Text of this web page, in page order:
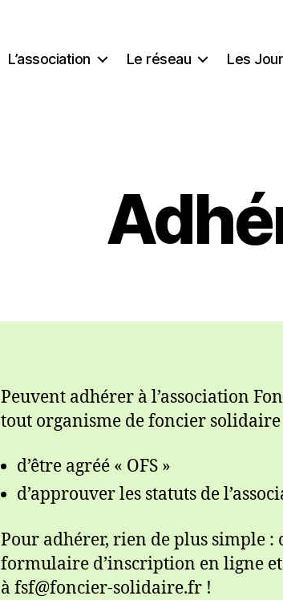
L’association Le réseau Les
Peuvent adhérer à l’association
tout organisme de foncier
d’être agréé « OFS »
d’approuver les statuts de
Pour adhérer, rien de plus simple :
formulaire d’inscription en ligne
à fsf@foncier-solidaire.fr !